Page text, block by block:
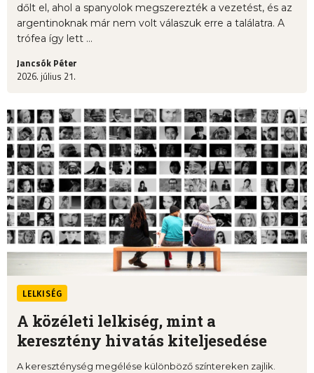
dőlt el, ahol a spanyolok megszerezték a vezetést, és az
argentinoknak már nem volt válaszuk erre a találatra. A
trófea így lett ...
Jancsók Péter
2026. július 21.
LELKISÉG
A közéleti lelkiség, mint a
keresztény hivatás kiteljesedése
A kereszténység megélése különböző színtereken zajlik.